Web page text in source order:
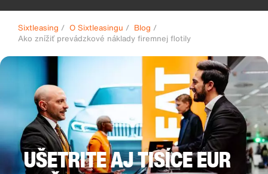
Sixtleasing / O Sixtleasingu / Blog /
Ako znížiť prevádzkové náklady firemnej flotily
UŠETRITE AJ TISÍCE EUR